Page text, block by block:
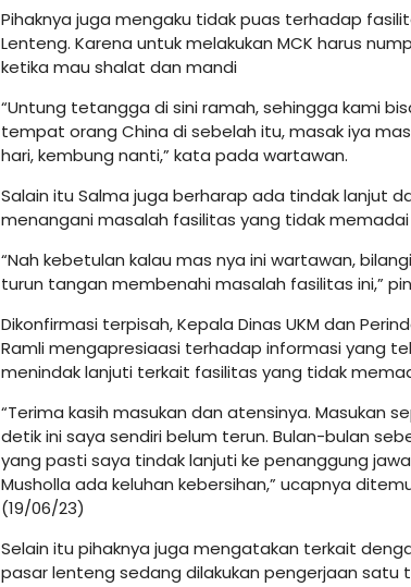
Pihaknya juga mengaku tidak puas terhadap
Lenteng. Karena untuk melakukan MCK harus
ketika mau shalat dan mandi
“Untung tetangga di sini ramah, sehingga kami
tempat orang China di sebelah itu, masak iya
hari, kembung nanti,” kata pada wartawan.
Salain itu Salma juga berharap ada tindak lanjut
menangani masalah fasilitas yang tidak memadai
“Nah kebetulan kalau mas nya ini wartawan,
turun tangan membenahi masalah fasilitas ini,”
Dikonfirmasi terpisah, Kepala Dinas UKM dan
Ramli mengapresiaasi terhadap informasi yang
menindak lanjuti terkait fasilitas yang tidak
“Terima kasih masukan dan atensinya. Masukan
detik ini saya sendiri belum terun. Bulan-bulan
yang pasti saya tindak lanjuti ke penanggung
Musholla ada keluhan kebersihan,” ucapnya
(19/06/23)
Selain itu pihaknya juga mengatakan terkait
pasar lenteng sedang dilakukan pengerjaan satu